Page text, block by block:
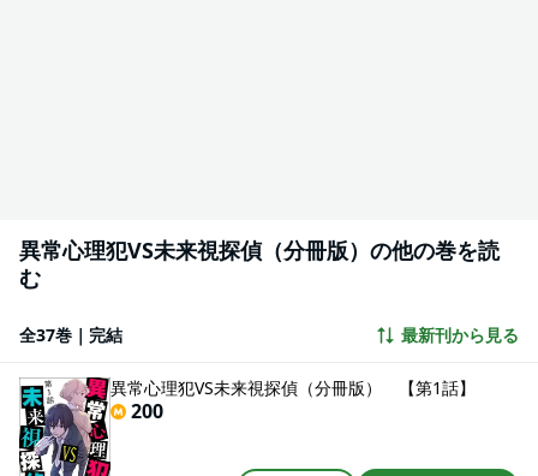
異常心理犯VS未来視探偵（分冊版）の他の巻を読
む
全37巻｜完結 最新刊から見る
異常心理犯VS未来視探偵（分冊版） 【第1話】
200